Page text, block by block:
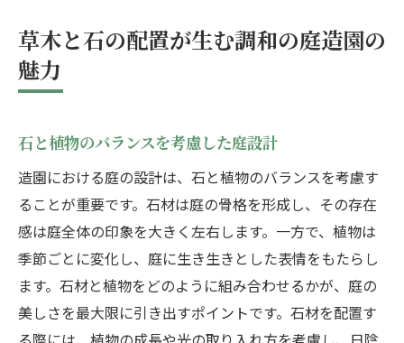
草木と石の配置が生む調和の庭造園の
魅力
石と植物のバランスを考慮した庭設計
造園における庭の設計は、石と植物のバランスを考慮す
ることが重要です。石材は庭の骨格を形成し、その存在
感は庭全体の印象を大きく左右します。一方で、植物は
季節ごとに変化し、庭に生き生きとした表情をもたらし
ます。石材と植物をどのように組み合わせるかが、庭の
美しさを最大限に引き出すポイントです。石材を配置す